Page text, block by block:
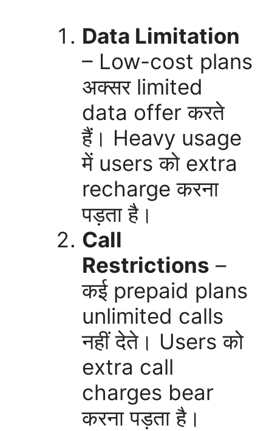
Data Limitation
– Low-cost plans
अक्सर limited
data offer करते
हैं। Heavy usage
में users को extra
recharge करना
पड़ता है।
Call
Restrictions –
कई prepaid plans
unlimited calls
नहीं देते। Users को
extra call
charges bear
करना पड़ता है।